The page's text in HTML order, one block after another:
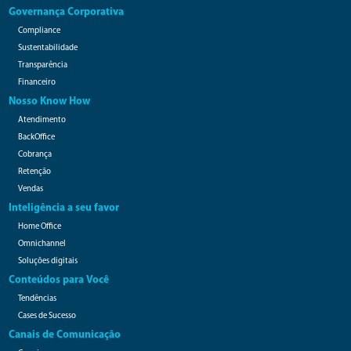
Governança Corporativa
Compliance
Sustentabilidade
Transparência
Financeiro
Nosso Know How
Atendimento
BackOffice
Cobrança
Retenção
Vendas
Inteligência a seu favor
Home Office
Omnichannel
Soluções digitais
Conteúdos para Você
Tendências
Cases de Sucesso
Canais de Comunicação